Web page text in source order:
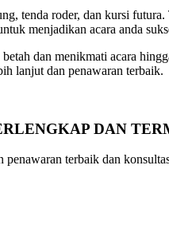
tenda roder, dan kursi
menjadikan acara anda
dan menikmati acara
lanjut dan penawaran terbaik.
DAN
terbaik dan